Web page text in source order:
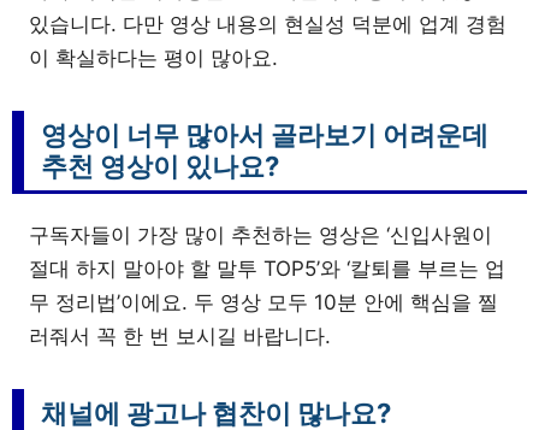
있습니다. 다만 영상 내용의 현실성 덕분에 업계 경험
이 확실하다는 평이 많아요.
영상이 너무 많아서 골라보기 어려운데
추천 영상이 있나요?
구독자들이 가장 많이 추천하는 영상은 ‘신입사원이
절대 하지 말아야 할 말투 TOP5’와 ‘칼퇴를 부르는 업
무 정리법’이에요. 두 영상 모두 10분 안에 핵심을 찔
러줘서 꼭 한 번 보시길 바랍니다.
채널에 광고나 협찬이 많나요?